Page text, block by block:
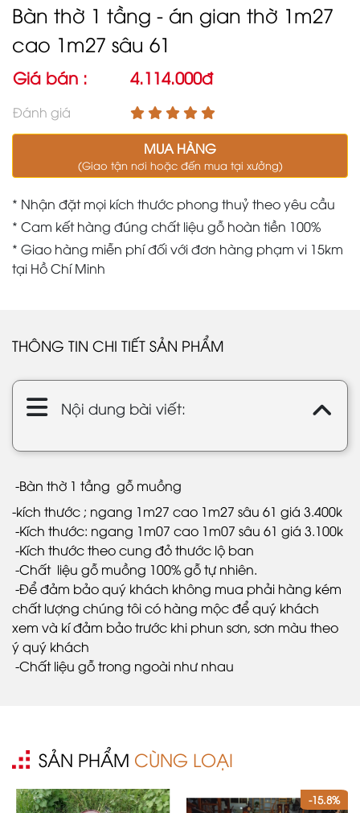
Bàn thờ 1 tầng - án gian thờ 1m27
cao 1m27 sâu 61
Giá bán : 4.114.000đ
Đánh giá
MUA HÀNG
(Giao tận nơi hoặc đến mua tại xưởng)
* Nhận đặt mọi kích thước phong thuỷ theo yêu cầu
* Cam kết hàng đúng chất liệu gỗ hoàn tiền 100%
* Giao hàng miễn phí đối với đơn hàng phạm vi 15km
tại Hồ Chí Minh
THÔNG TIN CHI TIẾT SẢN PHẨM
Nội dung bài viết:
-Bàn thờ 1 tầng gỗ muồng
-kích thước ; ngang 1m27 cao 1m27 sâu 61 giá 3.400k
-Kích thước: ngang 1m07 cao 1m07 sâu 61 giá 3.100k
-Kích thước theo cung đỏ thước lộ ban
-Chất liệu gỗ muồng 100% gỗ tự nhiên.
-Để đảm bảo quý khách không mua phải hàng kém
chất lượng chúng tôi có hàng mộc để quý khách
xem và kí đảm bảo trước khi phun sơn, sơn màu theo
ý quý khách
-Chất liệu gỗ trong ngoài như nhau
SẢN PHẨM CÙNG LOẠI
-15.8%